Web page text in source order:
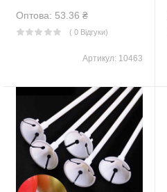
Оптова: 53.36 ₴
( 0 Відгуки)
Артикул: 10463